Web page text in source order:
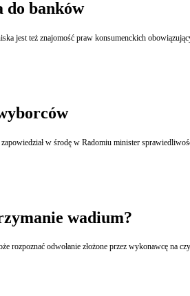
banków
jest też znajomość praw konsumenckich
w środę w Radomiu minister
wadium?
rozpoznać odwołanie złożone przez wykonawcę